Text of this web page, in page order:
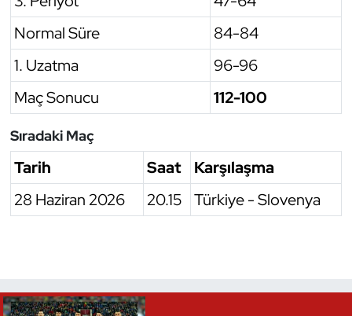
Normal Süre
84-84
1. Uzatma
96-96
Maç Sonucu
112-100
Sıradaki Maç
Tarih Saat
Karşılaşma
28 Haziran 2026
20.15 Türkiye - Slovenya
Triatlon
Voleybol
Vücut Geliştirme Fitness
Wushu Kungfu
Yelken